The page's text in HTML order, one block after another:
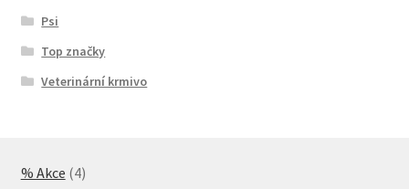
Psi
Top značky
Veterinární krmivo
% Akce 44